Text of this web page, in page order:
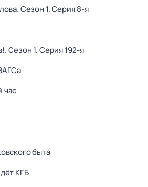
. Сезон 1. Серия 8-я
. Сезон 1. Серия 192-я
час
быта
КГБ